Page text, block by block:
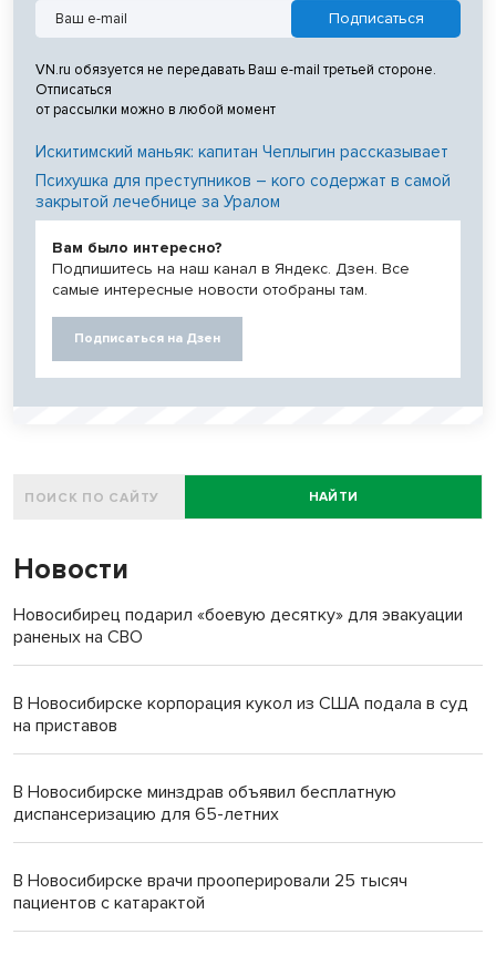
VN.ru обязуется не передавать Ваш e-mail третьей стороне.
Отписаться
от рассылки можно в любой момент
Искитимский маньяк: капитан Чеплыгин рассказывает
Психушка для преступников – кого содержат в самой
закрытой лечебнице за Уралом
Вам было интересно?
Подпишитесь на наш канал в Яндекс. Дзен. Все
самые интересные новости отобраны там.
Подписаться на Дзен
НАЙТИ
Новости
Новосибирец подарил «боевую десятку» для эвакуации
раненых на СВО
В Новосибирске корпорация кукол из США подала в суд
на приставов
В Новосибирске минздрав объявил бесплатную
диспансеризацию для 65-летних
В Новосибирске врачи прооперировали 25 тысяч
пациентов с катарактой